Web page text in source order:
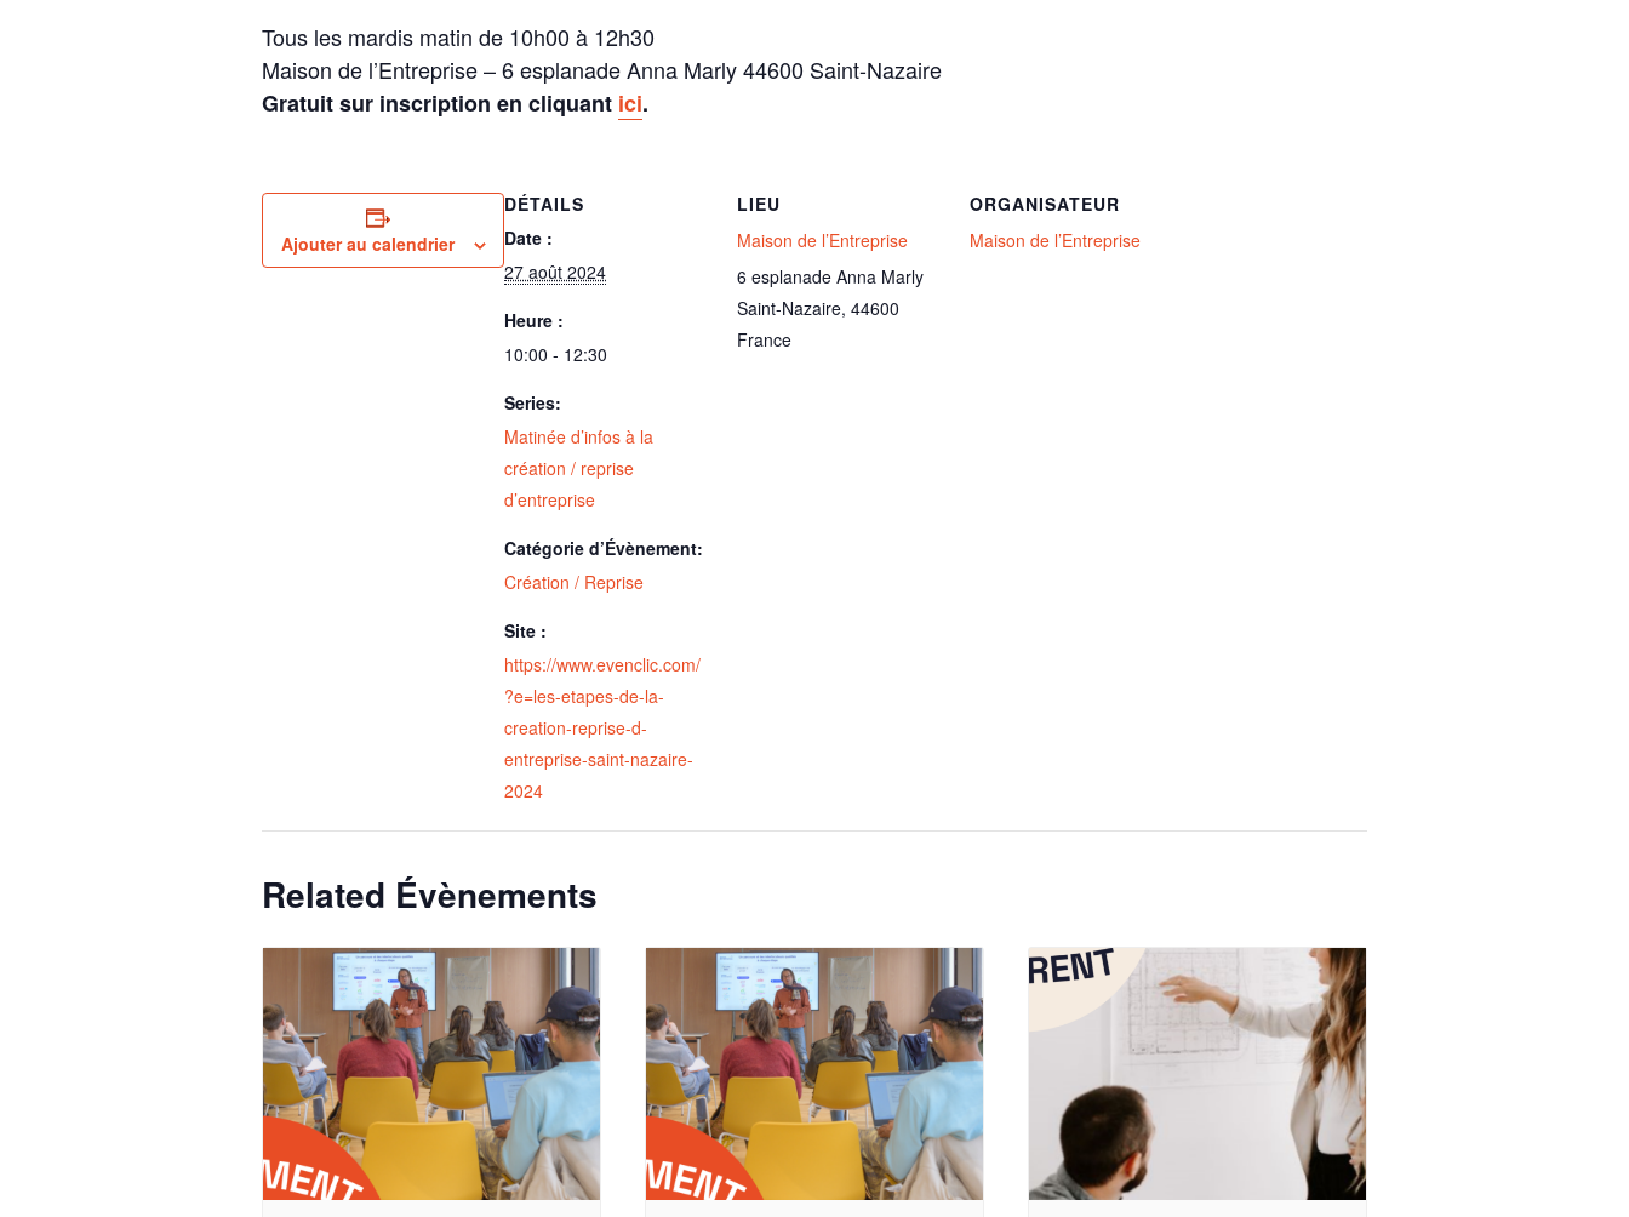
Tous les mardis matin de 10h00 à 12h30
Maison de l’Entreprise – 6 esplanade Anna Marly 44600 Saint-Nazaire
Gratuit sur inscription en cliquant ici.
Ajouter au calendrier
DÉTAILS
Date :
27 août 2024
Heure :
10:00 - 12:30
Series:
Matinée d’infos à la
création / reprise
d’entreprise
Catégorie d’Évènement:
Création / Reprise
Site :
https://www.evenclic.com/
?e=les-etapes-de-la-
creation-reprise-d-
entreprise-saint-nazaire-
2024
LIEU
Maison de l’Entreprise
6 esplanade Anna Marly
Saint-Nazaire, 44600
France
ORGANISATEUR
Maison de l’Entreprise
Related Évènements